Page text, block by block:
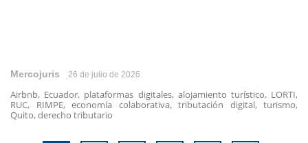
Mercojuris 26 de julio de 2026
Airbnb, Ecuador, plataformas digitales, alojamiento turístico, LORTI,
RUC, RIMPE, economía colaborativa, tributación digital, turismo,
Quito, derecho tributario